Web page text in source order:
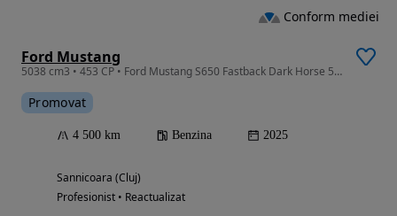
Ford Mustang
5038 cm3 • 453 CP • Ford Mustang S650 Fastback Dark Horse 5.0 V8 454 CP A10 RWD
Promovat
4 500 km Benzina 2025
Sannicoara (Cluj)
Profesionist • Reactualizat
Conform mediei